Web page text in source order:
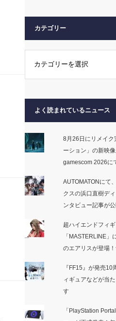
カテゴリー
よく読まれているニュース
8月26日にリメイク
ーション」の新映
gamescom 2026に
AUTOMATONにて
クスの浜口直樹デ
ンタビュー記事が
超ハイエンドフィ
「MASTERLINE」
のエアリスが登場
『FF15』が発売
ィギュアなどが当
す
「PlayStation